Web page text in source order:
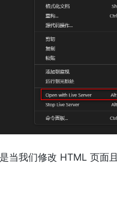
当我们修改 HTML 页面